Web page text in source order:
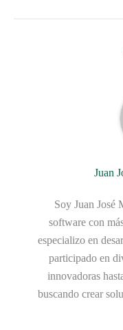
Juan
Soy Juan José
software con
especializo en
participado en
innovadoras
buscando crear